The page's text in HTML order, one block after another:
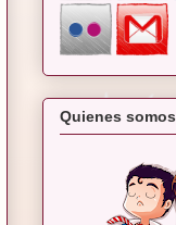
Quienes somos